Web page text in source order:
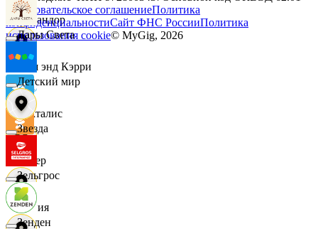
Командор
Кэш энд Кэрри
Лакталис
Левер
Линия
Дары Света
Детский мир
Звезда
Зельгрос
Зенден
Пользовательское соглашениеПолитика
конфиденциальностиСайт ФНС РоссииПолитика
использования cookie© MyGig, 2026